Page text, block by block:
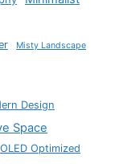
Misty Landscape
Design
Space
OLED Optimized